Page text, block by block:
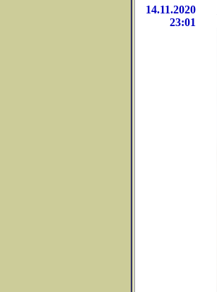
14.11.2020
23:01